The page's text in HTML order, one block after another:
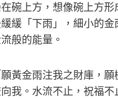
碗上方，想像碗上方形
緩「下雨」，細小的金
般的能量。
黃金雨注我之財庫，願
我。水流不止，祝福不